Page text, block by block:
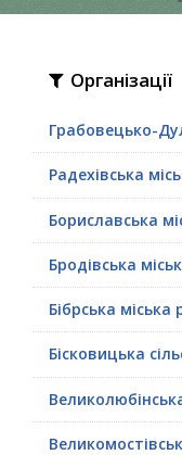
Організації
Грабовецько-
Радехівська
Бориславська
Бродівська
Бібрська міська
Бісковицька